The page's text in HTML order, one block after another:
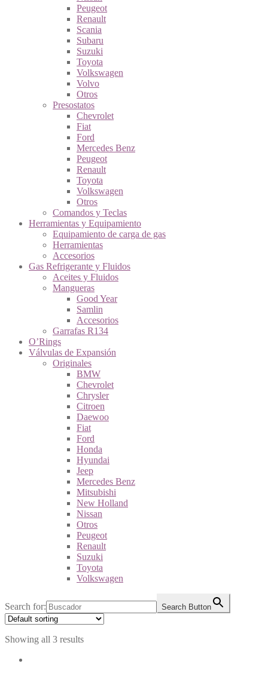
Peugeot
Renault
Scania
Subaru
Suzuki
Toyota
Volkswagen
Volvo
Otros
Presostatos
Chevrolet
Fiat
Ford
Mercedes Benz
Peugeot
Renault
Toyota
Volkswagen
Otros
Comandos y Teclas
Herramientas y Equipamiento
Equipamiento de carga de gas
Herramientas
Accesorios
Gas Refrigerante y Fluidos
Aceites y Fluidos
Mangueras
Good Year
Samlin
Accesorios
Garrafas R134
O’Rings
Válvulas de Expansión
Originales
BMW
Chevrolet
Chrysler
Citroen
Daewoo
Fiat
Ford
Honda
Hyundai
Jeep
Mercedes Benz
Mitsubishi
New Holland
Nissan
Otros
Peugeot
Renault
Suzuki
Toyota
Volkswagen
Search for: Search Button
Showing all 3 results